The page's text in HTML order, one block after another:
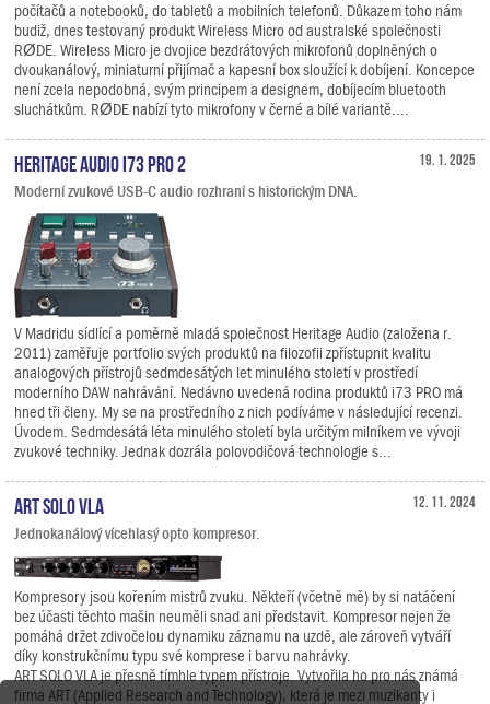
počítačů a notebooků, do tabletů a mobilních telefonů. Důkazem toho nám
budiž, dnes testovaný produkt Wireless Micro od australské společnosti
RØDE. Wireless Micro je dvojice bezdrátových mikrofonů doplněných o
dvoukanálový, miniaturní přijímač a kapesní box sloužící k dobíjení. Koncepce
není zcela nepodobná, svým principem a designem, dobíjecím bluetooth
sluchátkům. RØDE nabízí tyto mikrofony v černé a bílé variantě....
19. 1. 2025
Heritage Audio i73 PRO 2
Moderní zvukové USB-C audio rozhraní s historickým DNA.
V Madridu sídlící a poměrně mladá společnost Heritage Audio (založena r.
2011) zaměřuje portfolio svých produktů na filozofii zpřístupnit kvalitu
analogových přístrojů sedmdesátých let minulého století v prostředí
moderního DAW nahrávání. Nedávno uvedená rodina produktů i73 PRO má
hned tři členy. My se na prostředního z nich podíváme v následující recenzi.
Úvodem. Sedmdesátá léta minulého století byla určitým milníkem ve vývoji
zvukové techniky. Jednak dozrála polovodičová technologie s...
12. 11. 2024
ART SOLO VLA
Jednokanálový vícehlasý opto kompresor.
Kompresory jsou kořením mistrů zvuku. Někteří (včetně mě) by si natáčení
bez účasti těchto mašin neuměli snad ani představit. Kompresor nejen že
pomáhá držet zdivočelou dynamiku záznamu na uzdě, ale zároveň vytváří
díky konstrukčnímu typu své komprese i barvu nahrávky.
ART SOLO VLA je přesně tímhle typem přístroje. Vytvořila ho pro nás známá
firma ART (Applied Research and Technology), která je mezi muzikanty i